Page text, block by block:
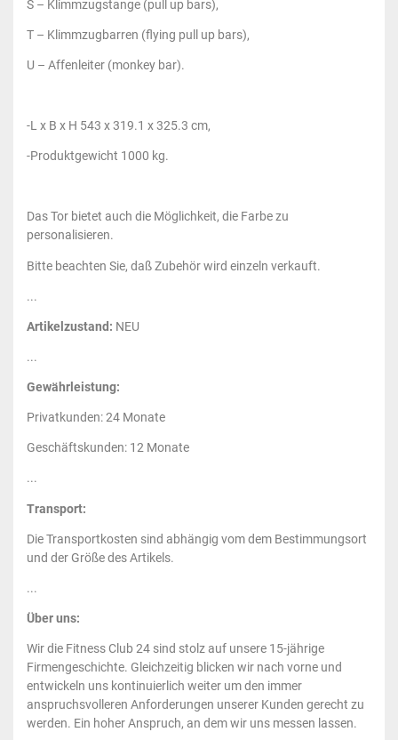
S – Klimmzugstange (pull up bars),
T – Klimmzugbarren (flying pull up bars),
U – Affenleiter (monkey bar).
-L x B x H 543 x 319.1 x 325.3 cm,
-Produktgewicht 1000 kg.
Das Tor bietet auch die Möglichkeit, die Farbe zu
personalisieren.
Bitte beachten Sie, daß Zubehör wird einzeln verkauft.
...
Artikelzustand: NEU
...
Gewährleistung:
Privatkunden: 24 Monate
Geschäftskunden: 12 Monate
...
Transport:
Die Transportkosten sind abhängig vom dem Bestimmungsort
und der Größe des Artikels.
...
Über uns:
Wir die Fitness Club 24 sind stolz auf unsere 15-jährige
Firmengeschichte. Gleichzeitig blicken wir nach vorne und
entwickeln uns kontinuierlich weiter um den immer
anspruchsvolleren Anforderungen unserer Kunden gerecht zu
werden. Ein hoher Anspruch, an dem wir uns messen lassen.